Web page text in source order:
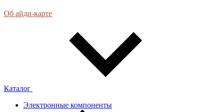
Об айди-карте
Каталог
Электронные компоненты